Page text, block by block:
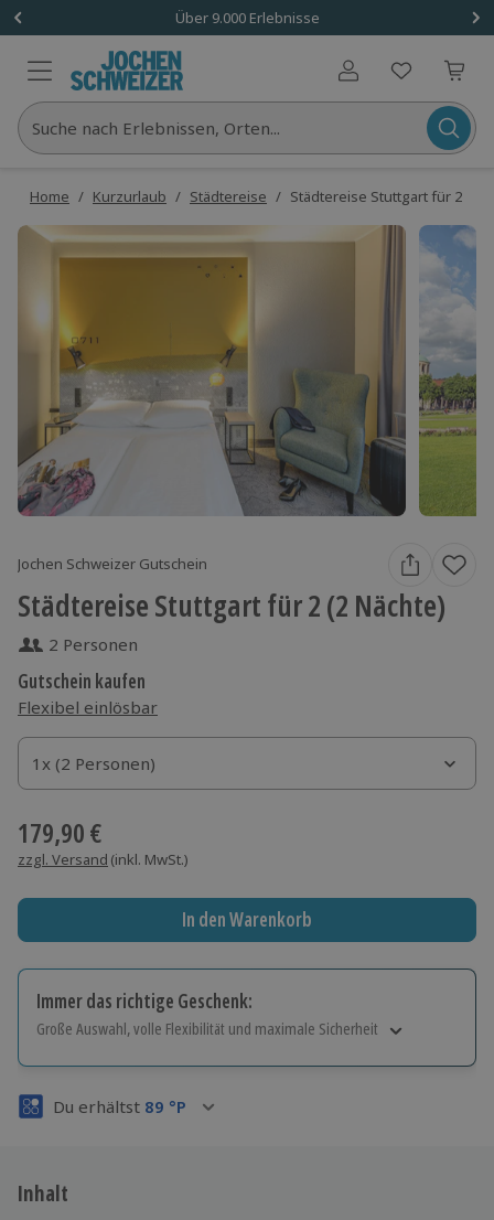
Über 9.000 Erlebnisse
Benutzerkonto
Suche nach Erlebnissen, Orten...
Home / Kurzurlaub / Städtereise / Städtereise Stuttgart für 2 (2
Jochen Schweizer Gutschein
Städtereise Stuttgart für 2 (2 Nächte)
2 Personen
Gutschein kaufen
Flexibel einlösbar
1x (2 Personen)
1x (2 Personen)
1x (2 Personen)
179,90 €
zzgl. Versand (inkl. MwSt.)
In den Warenkorb
Immer das richtige Geschenk:
Große Auswahl, volle Flexibilität und maximale Sicherheit
Volle Flexibilität
3 Jahre gültig & verlängerbar.
Du erhältst 89 °P
Inhalt